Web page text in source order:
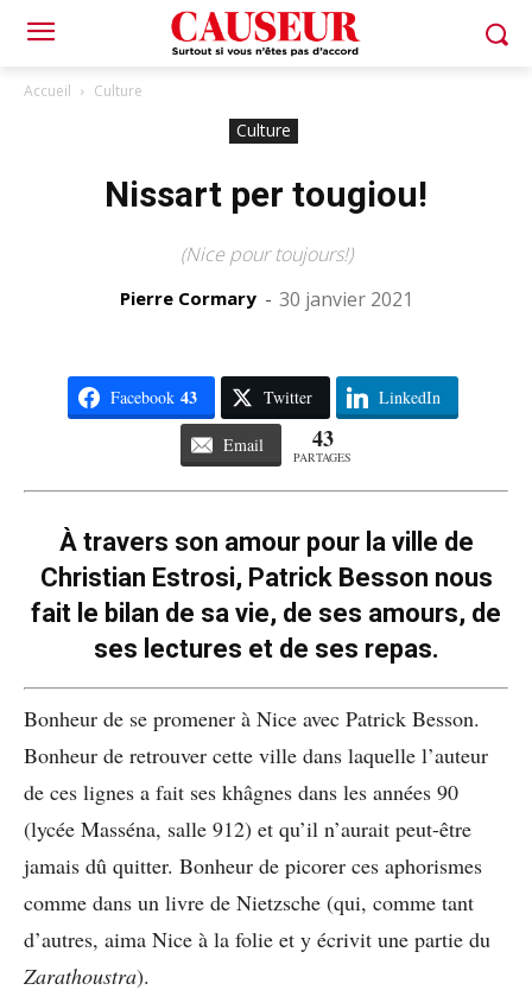
Accueil Culture
Culture
Nissart per tougiou!
(Nice pour toujours!)
Pierre Cormary - 30 janvier 2021
Facebook 43 Twitter LinkedIn
Email 43
PARTAGES
Àtravers son amour pour la ville de
Christian Estrosi, Patrick Besson nous
fait le bilan de sa vie, de ses amours, de
ses lectures et de ses repas.
Bonheur de se promener à Nice avec Patrick Besson.
Bonheur de retrouver cette ville dans laquelle l’auteur
de ces lignes a fait ses khâgnes dans les années 90
(lycée Masséna, salle 912) et qu’il n’aurait peut-être
jamais dû quitter. Bonheur de picorer ces aphorismes
comme dans un livre de Nietzsche (qui, comme tant
d’autres, aima Nice à la folie et y écrivit une partie du
Zarathoustra).